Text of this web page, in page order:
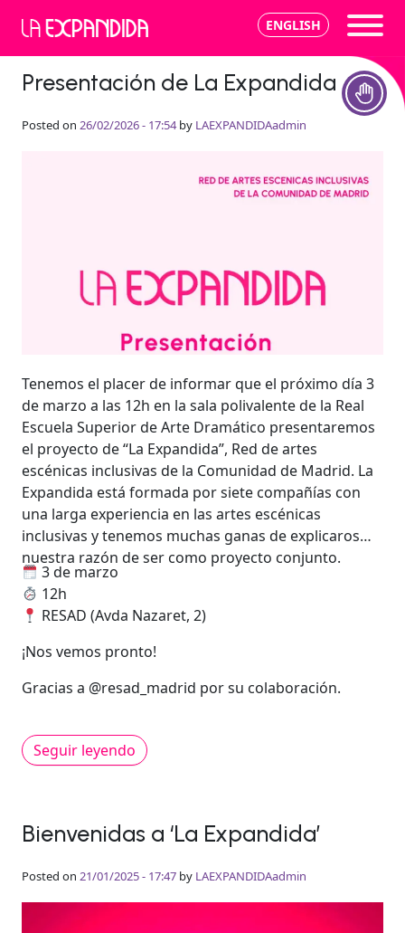
Author Archives:
LAEXPANDIDAadmin
Presentación de La Expandida
Posted on 26/02/2026 - 17:54 by LAEXPANDIDAadmin
Tenemos el placer de informar que el próximo día 3
de marzo a las 12h en la sala polivalente de la Real
Escuela Superior de Arte Dramático presentaremos
el proyecto de “La Expandida”, Red de artes
escénicas inclusivas de la Comunidad de Madrid. La
Expandida está formada por siete compañías con
una larga experiencia en las artes escénicas
inclusivas y tenemos muchas ganas de explicaros
nuestra razón de ser como proyecto conjunto.
3 de marzo
12h
RESAD (Avda Nazaret, 2)
¡Nos vemos pronto!
Gracias a @resad_madrid por su colaboración.
Seguir leyendo
Bienvenidas a ‘La Expandida’
Posted on 21/01/2025 - 17:47 by LAEXPANDIDAadmin
ENGLISH